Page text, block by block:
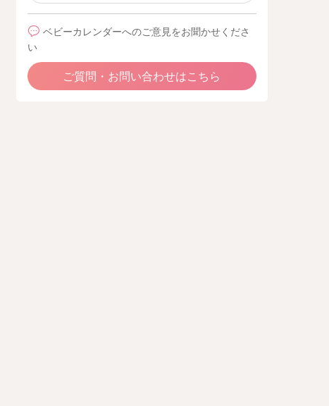
ベビーカレンダーへのご意見をお聞かせくださ
い
ご質問・お問い合わせはこちら